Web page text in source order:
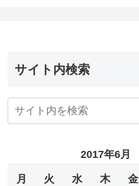
サイト内検索
2017年6月
月 火 水 木 金